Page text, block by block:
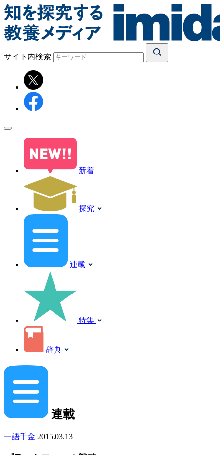
サイト内検索
新着
探究
連載
特集
辞典
連載
一語千金 2015.03.13